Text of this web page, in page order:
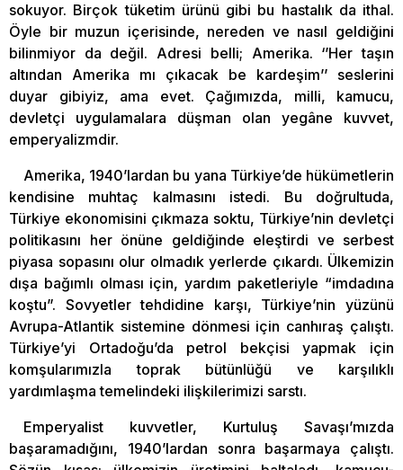
sokuyor. Birçok tüketim ürünü gibi bu hastalık da ithal.
Öyle bir muzun içerisinde, nereden ve nasıl geldiğini
bilinmiyor da değil. Adresi belli; Amerika. ‘’Her taşın
altından Amerika mı çıkacak be kardeşim’’ seslerini
duyar gibiyiz, ama evet. Çağımızda, milli, kamucu,
devletçi uygulamalara düşman olan yegâne kuvvet,
emperyalizmdir.
Amerika, 1940’lardan bu yana Türkiye’de hükümetlerin
kendisine muhtaç kalmasını istedi. Bu doğrultuda,
Türkiye ekonomisini çıkmaza soktu, Türkiye’nin devletçi
politikasını her önüne geldiğinde eleştirdi ve serbest
piyasa sopasını olur olmadık yerlerde çıkardı. Ülkemizin
dışa bağımlı olması için, yardım paketleriyle “imdadına
koştu”. Sovyetler tehdidine karşı, Türkiye’nin yüzünü
Avrupa-Atlantik sistemine dönmesi için canhıraş çalıştı.
Türkiye’yi Ortadoğu’da petrol bekçisi yapmak için
komşularımızla toprak bütünlüğü ve karşılıklı
yardımlaşma temelindeki ilişkilerimizi sarstı.
Emperyalist kuvvetler, Kurtuluş Savaşı’mızda
başaramadığını, 1940’lardan sonra başarmaya çalıştı.